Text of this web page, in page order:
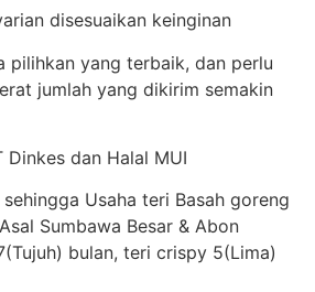
disesuaikan keinginan
pilihkan yang terbaik, dan perlu
jumlah yang dikirim semakin
dan Halal MUI
Usaha teri Basah goreng
Sumbawa Besar & Abon
bulan, teri crispy 5(Lima)